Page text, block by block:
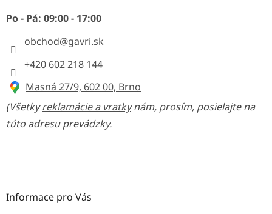
i
s
u
Po - Pá: 09:00 - 17:00
obchod@gavri.sk
+420 602 218 144
Masná 27/9, 602 00, Brno
(Všetkyreklamácie a vratkynám, prosím, posielajte na
túto adresu prevádzky.
Informace pro Vás